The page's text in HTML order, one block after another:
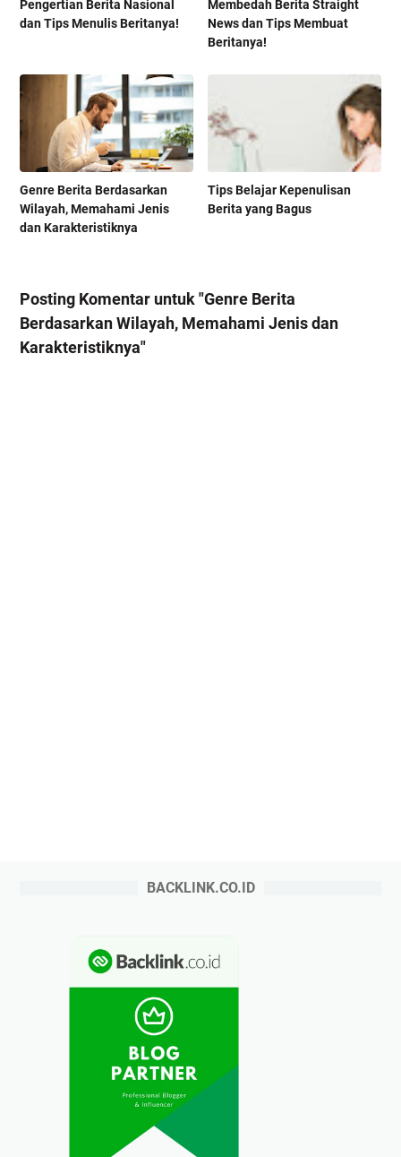
Pengertian Berita Nasional
dan Tips Menulis Beritanya!
Membedah Berita Straight
News dan Tips Membuat
Beritanya!
Genre Berita Berdasarkan
Wilayah, Memahami Jenis
dan Karakteristiknya
Tips Belajar Kepenulisan
Berita yang Bagus
Posting Komentar untuk "Genre Berita
Berdasarkan Wilayah, Memahami Jenis dan
Karakteristiknya"
BACKLINK.CO.ID